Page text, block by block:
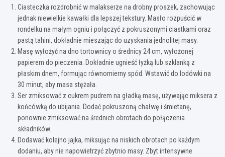
Ciasteczka rozdrobnić w malakserze na drobny proszek, zachowując
jednak niewielkie kawałki dla lepszej tekstury. Masło rozpuścić w
rondelku na małym ogniu i połączyć z pokruszonymi ciastkami oraz
pastą tahini, dokładnie mieszając do uzyskania jednolitej masy.
Masę wyłożyć na dno tortownicy o średnicy 24 cm, wyłożonej
papierem do pieczenia. Dokładnie ugnieść łyżką lub szklanką z
płaskim dnem, formując równomierny spód. Wstawić do lodówki na
30 minut, aby masa stężała.
Ser zmiksować z cukrem pudrem na gładką masę, używając miksera z
końcówką do ubijania. Dodać pokruszoną chałwę i śmietanę,
ponownie zmiksować na średnich obrotach do połączenia
składników.
Dodawać kolejno jajka, miksując na niskich obrotach po każdym
dodaniu, aby nie napowietrzyć zbytnio masy. Zbyt intensywne